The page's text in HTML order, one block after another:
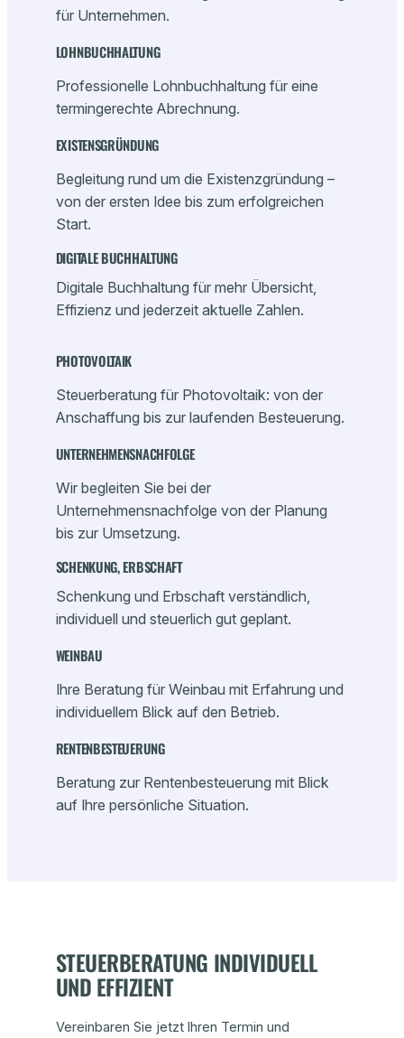
für Unternehmen.
LOHNBUCHHALTUNG
Professionelle Lohnbuchhaltung für eine
termingerechte Abrechnung.
EXISTENSGRÜNDUNG
Begleitung rund um die Existenzgründung –
von der ersten Idee bis zum erfolgreichen
Start.
DIGITALE BUCHHALTUNG
Digitale Buchhaltung für mehr Übersicht,
Effizienz und jederzeit aktuelle Zahlen.
PHOTOVOLTAIK
Steuerberatung für Photovoltaik: von der
Anschaffung bis zur laufenden Besteuerung.
UNTERNEHMENSNACHFOLGE
Wir begleiten Sie bei der
Unternehmensnachfolge von der Planung
bis zur Umsetzung.
SCHENKUNG, ERBSCHAFT
Schenkung und Erbschaft verständlich,
individuell und steuerlich gut geplant.
WEINBAU
Ihre Beratung für Weinbau mit Erfahrung und
individuellem Blick auf den Betrieb.
RENTENBESTEUERUNG
Beratung zur Rentenbesteuerung mit Blick
auf Ihre persönliche Situation.
STEUERBERATUNG INDIVIDUELL
UND EFFIZIENT
Vereinbaren Sie jetzt Ihren Termin und